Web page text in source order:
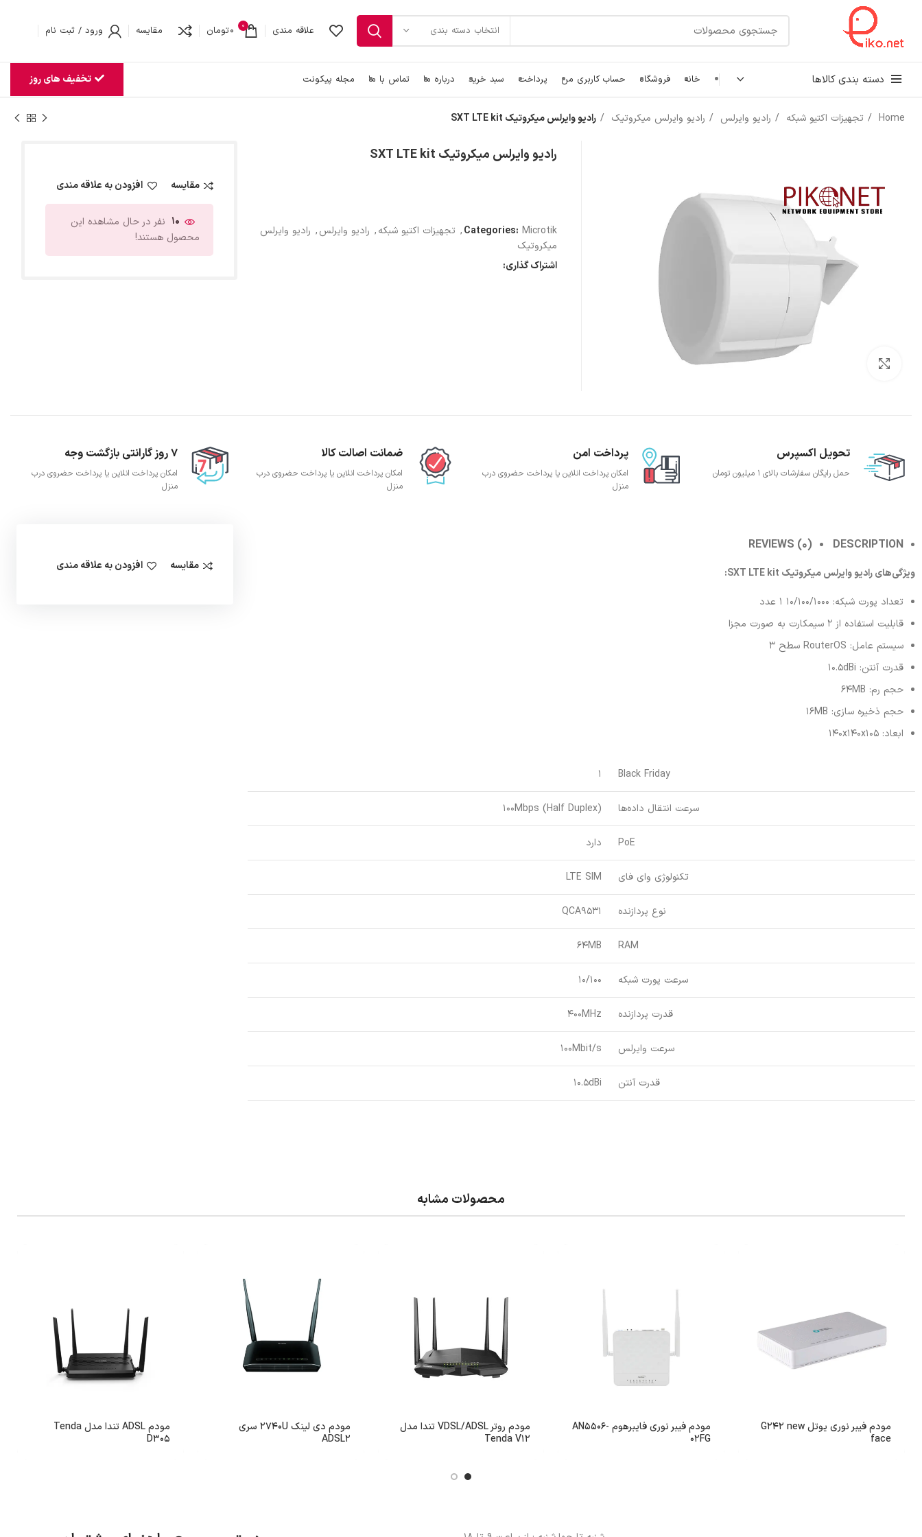
انتخاب دسته بندی علاقه مندی 0
0تومان مقایسه ورود / ثبت نام
دسته بندی کالاها خانه فروشگاه حساب کاربری من پرداخت سبد خرید درباره ما تماس با ما مجله پیکونت تخفیف های روز
Home تجهیزات اکتیو شبکه رادیو وایرلس رادیو وایرلس میکروتیک رادیو وایرلس میکروتیک SXT LTE kit
رادیو وایرلس میکروتیک SXT LTE kit
Categories: Microtik
, تجهیزات اکتیو شبکه, رادیو وایرلس, رادیو وایرلس
میکروتیک
اشتراک گذاری:
مقایسه افزودن به علاقه مندی
10 نفر در حال مشاهده این
محصول هستند!
تحویل اکسپرس
حمل رایگان سفارشات بالای 1 میلیون تومان
پرداخت امن
امکان پرداخت انلاین یا پرداخت حضروی درب
منزل
ضمانت اصالت کالا
امکان پرداخت انلاین یا پرداخت حضروی درب
منزل
7 روز گارانتی بازگشت وجه
امکان پرداخت انلاین یا پرداخت حضروی درب
منزل
DESCRIPTION
REVIEWS (0)
ویژگی‌های رادیو وایرلس میکروتیک SXT LTE kit:
تعداد پورت شبکه: 10/100/1000 1 عدد
قابلیت استفاده از 2 سیمکارت به صورت مجزا
سیستم عامل: RouterOS سطح 3
قدرت آنتن: 10.5dBi
حجم رم: 64MB
حجم ذخیره سازی: 16MB
ابعاد: 140x140x105
Black Friday
1
سرعت انتقال داده‌ها (100Mbps (Half Duplex
PoE دارد
تکنولوژی وای فای LTE SIM
نوع پردازنده QCA9531
RAM
64MB
سرعت پورت شبکه 10/100
قدرت پردازنده 400MHz
سرعت وایرلس 100Mbit/s
قدرت آنتن 10.5dBi
مقایسه افزودن به علاقه مندی
محصولات مشابه
مودم فیبر نوری یوتل G242 new
face
مودم فیبر نوری فایبرهوم AN5506-
02FG
مودم روتر VDSL/ADSL تندا مدل
Tenda V12
مودم دی لینک 2740U سری
ADSL2
مودم ADSL تندا مدل Tenda
D305